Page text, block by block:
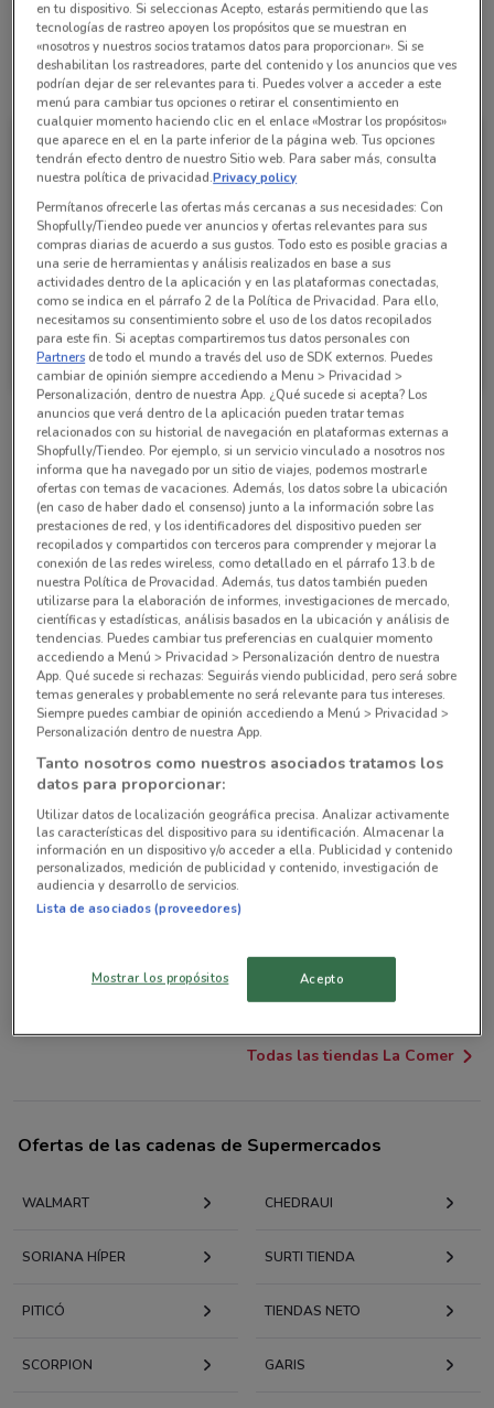
Todas las ofertas de esta tienda
La Comer
Caduca Miércoles
Sucursales La Comer alrededor
C. Gabriel Mancera 1311, del Valle Sur, Benito
Juarez Mexico
1.7 km
ABIERTO
Calle Perpetua # 35 Col. San José Insurgentes
Benito Juárez (cdmx)
2.9 km
ABIERTO
Miguel Ángel de Quevedo # 443 Col. Romero de
Terreros Coyoacán
5 km
ABIERTO
Lago Xochimilco # 343, esq. Lago Alberto Col.
Anáhuac Miguel Hidalgo
5.5 km
ABIERTO
Buenavista (cuauhtémoc)
Todas las tiendas La Comer
Ofertas de las cadenas de Supermercados
WALMART CHEDRAUI
SORIANA HÍPER SURTI TIENDA
PITICÓ TIENDAS NETO
SCORPION GARIS
en tu dispositivo. Si seleccionas Acepto, estarás permitiendo que las
tecnologías de rastreo apoyen los propósitos que se muestran en
«nosotros y nuestros socios tratamos datos para proporcionar». Si se
deshabilitan los rastreadores, parte del contenido y los anuncios que ves
podrían dejar de ser relevantes para ti. Puedes volver a acceder a este
menú para cambiar tus opciones o retirar el consentimiento en
cualquier momento haciendo clic en el enlace «Mostrar los propósitos»
que aparece en el en la parte inferior de la página web. Tus opciones
tendrán efecto dentro de nuestro Sitio web. Para saber más, consulta
nuestra política de privacidad.Privacy policy
Permítanos ofrecerle las ofertas más cercanas a sus necesidades: Con
Shopfully/Tiendeo puede ver anuncios y ofertas relevantes para sus
compras diarias de acuerdo a sus gustos. Todo esto es posible gracias a
una serie de herramientas y análisis realizados en base a sus
actividades dentro de la aplicación y en las plataformas conectadas,
como se indica en el párrafo 2 de la Política de Privacidad. Para ello,
necesitamos su consentimiento sobre el uso de los datos recopilados
para este fin. Si aceptas compartiremos tus datos personales con
Partners de todo el mundo a través del uso de SDK externos. Puedes
cambiar de opinión siempre accediendo a Menu > Privacidad >
Personalización, dentro de nuestra App. ¿Qué sucede si acepta? Los
anuncios que verá dentro de la aplicación pueden tratar temas
relacionados con su historial de navegación en plataformas externas a
Shopfully/Tiendeo. Por ejemplo, si un servicio vinculado a nosotros nos
informa que ha navegado por un sitio de viajes, podemos mostrarle
ofertas con temas de vacaciones. Además, los datos sobre la ubicación
(en caso de haber dado el consenso) junto a la información sobre las
prestaciones de red, y los identificadores del dispositivo pueden ser
recopilados y compartidos con terceros para comprender y mejorar la
conexión de las redes wireless, como detallado en el párrafo 13.b de
nuestra Política de Provacidad. Además, tus datos también pueden
utilizarse para la elaboración de informes, investigaciones de mercado,
científicas y estadísticas, análisis basados en la ubicación y análisis de
tendencias. Puedes cambiar tus preferencias en cualquier momento
accediendo a Menú > Privacidad > Personalización dentro de nuestra
App. Qué sucede si rechazas: Seguirás viendo publicidad, pero será sobre
temas generales y probablemente no será relevante para tus intereses.
Siempre puedes cambiar de opinión accediendo a Menú > Privacidad >
Personalización dentro de nuestra App.
Tanto nosotros como nuestros asociados tratamos los
datos para proporcionar:
Utilizar datos de localización geográfica precisa. Analizar activamente
las características del dispositivo para su identificación. Almacenar la
información en un dispositivo y/o acceder a ella. Publicidad y contenido
personalizados, medición de publicidad y contenido, investigación de
audiencia y desarrollo de servicios.
Lista de asociados (proveedores)
Mostrar los propósitos Acepto